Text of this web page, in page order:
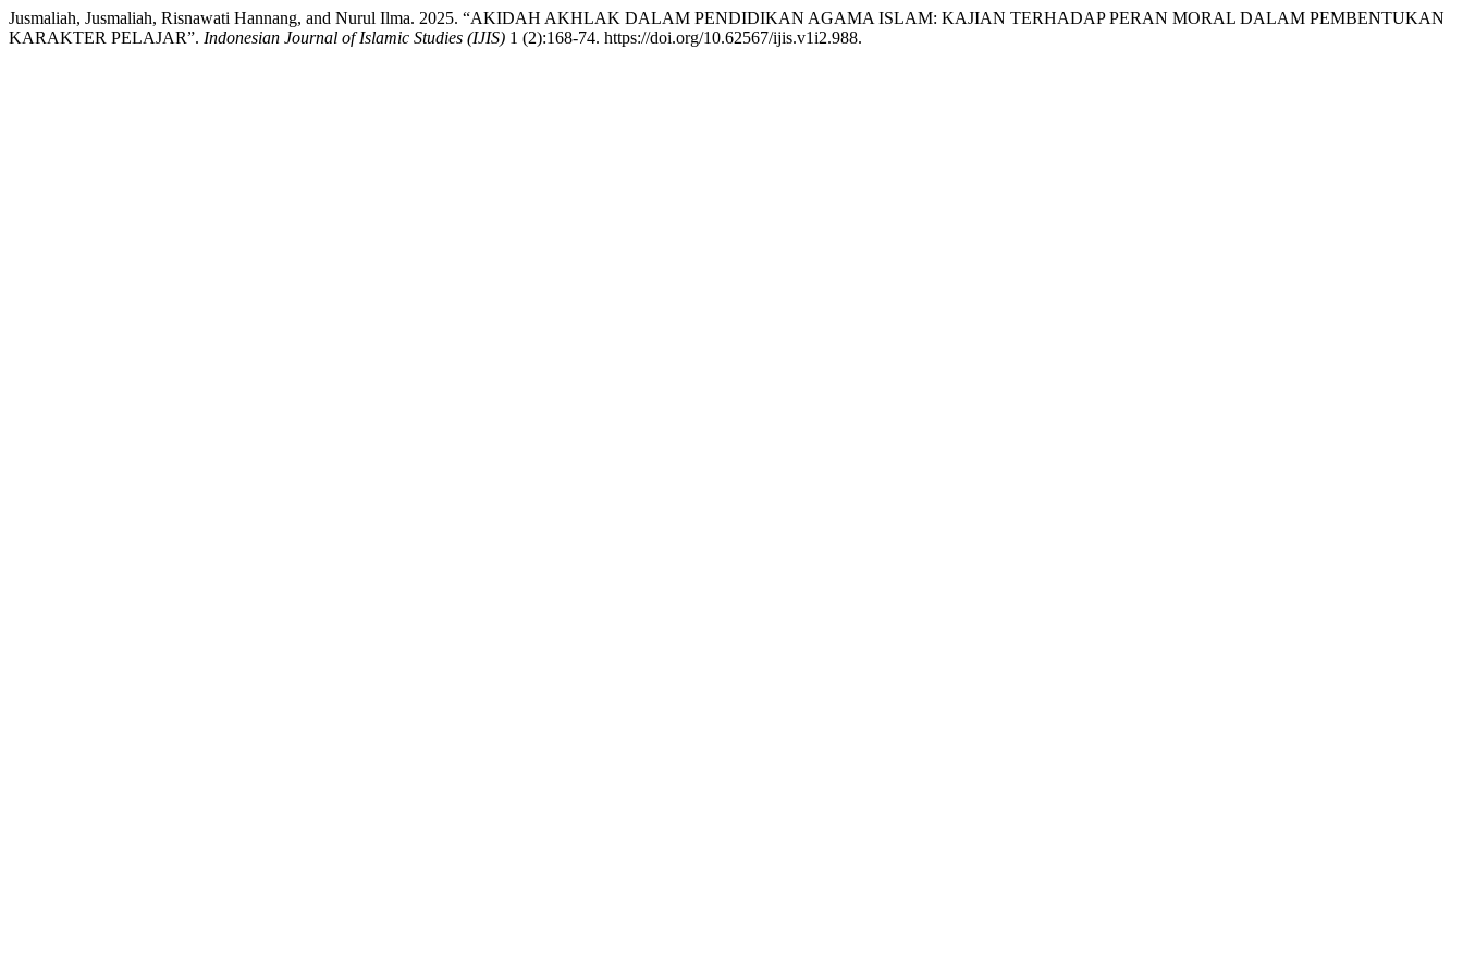
Jusmaliah, Jusmaliah, Risnawati Hannang, and Nurul Ilma. 2025. “AKIDAH AKHLAK DALAM PENDIDIKAN AGAMA ISLAM: KAJIAN TERHADAP PERAN MORAL DALAM PEMBENTUKAN
KARAKTER PELAJAR”. Indonesian Journal of Islamic Studies (IJIS) 1 (2):168-74. https://doi.org/10.62567/ijis.v1i2.988.